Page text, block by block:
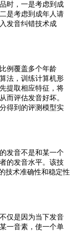
时，一是考虑到成
是考虑到成年人请
发音纠错技术成
例覆盖多个年龄
法，训练计算机形
提取相应特征，将
而评估发音好坏。
得到的评测模型实
发音不是和某一个
的发音水平。该技
技术准确性和稳定性
不仅是因为当下发音
一音素，使一个单